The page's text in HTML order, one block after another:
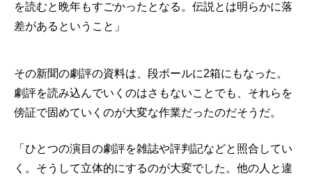
を読むと晩年もすごかったとなる。伝説とは明らかに落
差があるということ」
その新聞の劇評の資料は、段ボールに2箱にもなった。
劇評を読み込んでいくのはさもないことでも、それらを
傍証で固めていくのが大変な作業だったのだそうだ。
「ひとつの演目の劇評を雑誌や評判記などと照合してい
く。そうして立体的にするのが大変でした。他の人と違